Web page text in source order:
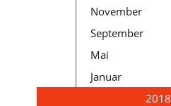
November
September
Mai
Januar
2018